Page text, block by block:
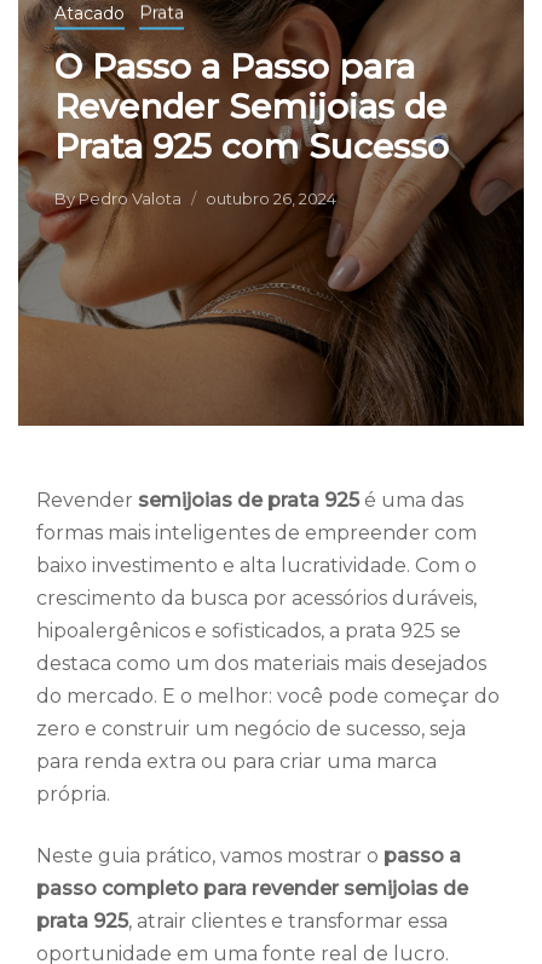
Atacado Prata
O Passo a Passo para
Revender Semijoias de
Prata 925 com Sucesso
ByPedro Valota outubro 26, 2024
Revender semijoias de prata 925 é uma das
formas mais inteligentes de empreender com
baixo investimento e alta lucratividade. Com o
crescimento da busca por acessórios duráveis,
hipoalergênicos e sofisticados, a prata 925 se
destaca como um dos materiais mais desejados
do mercado. E o melhor: você pode começar do
zero e construir um negócio de sucesso, seja
para renda extra ou para criar uma marca
própria.
Neste guia prático, vamos mostrar o passo a
passo completo para revender semijoias de
prata 925, atrair clientes e transformar essa
oportunidade em uma fonte real de lucro.